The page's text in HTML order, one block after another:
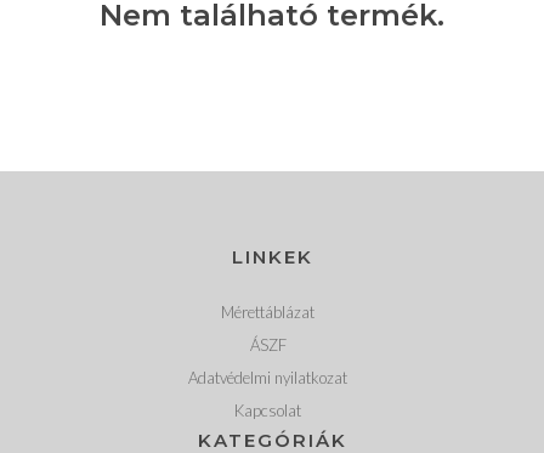
Nem található termék.
LINKEK
Mérettáblázat
ÁSZF
Adatvédelmi nyilatkozat
Kapcsolat
KATEGÓRIÁK